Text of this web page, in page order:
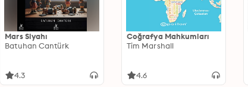
Mars Siyahı
Batuhan Cantürk
4.3
Coğrafya Mahkumları
Tim Marshall
4.6